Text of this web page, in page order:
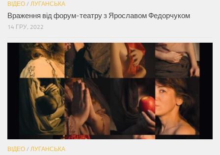
ВІДЕО / ЛУГАНСЬКА
Враження від форум-театру з Ярославом Федорчуком
14 ГРУ, 2022
ВІДЕО / ЛУГАНСЬКА